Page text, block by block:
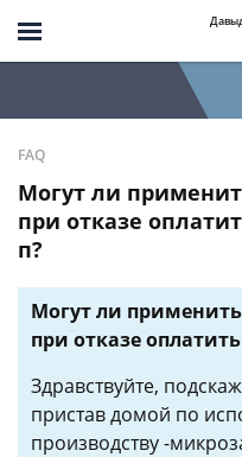
FAQ
Могут ли
при отказе
п?
Могут ли
при отказе
Здравствуйте,
пристав домой по
производству -